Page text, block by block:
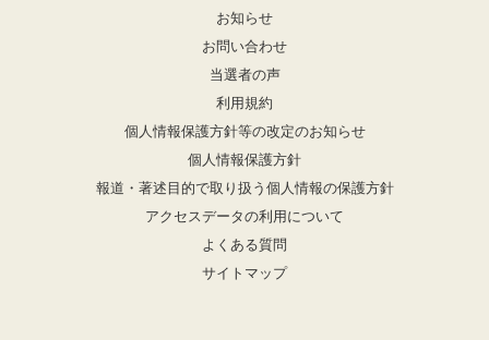
お知らせ
お問い合わせ
当選者の声
利用規約
個人情報保護方針等の改定のお知らせ
個人情報保護方針
報道・著述目的で取り扱う個人情報の保護方針
アクセスデータの利用について
よくある質問
サイトマップ